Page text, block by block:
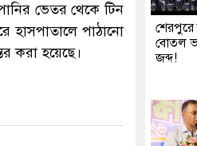
ভেতর থেকে টিন
হাসপাতালে পাঠানো
করা হয়েছে।
শেরপুরে
বোতল
জব্দ!